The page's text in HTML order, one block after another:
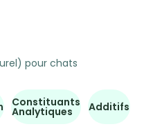
pour chats
Constituants
Analytiques Additifs